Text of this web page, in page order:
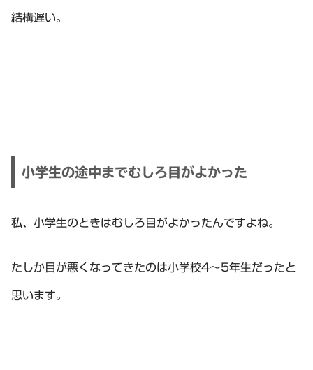
結構遅い。
小学生の途中までむしろ目がよかった
私、小学生のときはむしろ目がよかったんですよね。
たしか目が悪くなってきたのは小学校4～5年生だったと
思います。